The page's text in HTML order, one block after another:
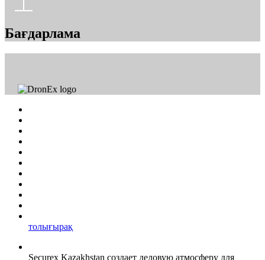
Бағдарлама
толығырақ
Securex Kazakhstan создает деловую атмосферу для